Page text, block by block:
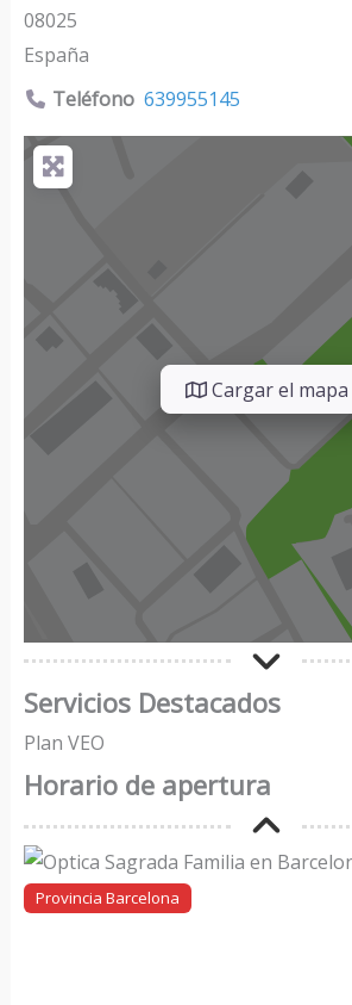
08025
España
Teléfono 639955145
Cargar el mapa
Servicios Destacados
Plan VEO
Horario de apertura
Provincia Barcelona